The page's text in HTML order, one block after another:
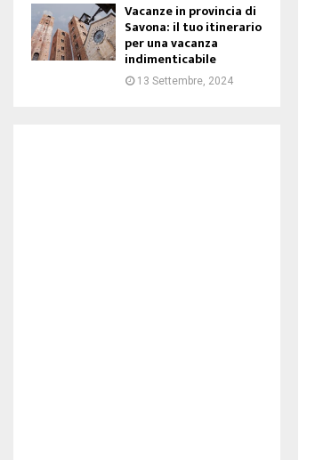
Vacanze in provincia di
Savona: il tuo itinerario
per una vacanza
indimenticabile
13 Settembre, 2024